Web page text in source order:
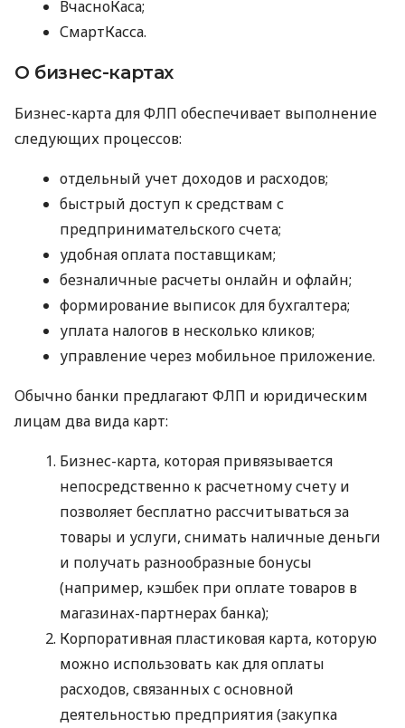
ВчасноКаса;
СмартКасса.
О бизнес-картах
Бизнес-карта для ФЛП обеспечивает выполнение
следующих процессов:
отдельный учет доходов и расходов;
быстрый доступ к средствам с
предпринимательского счета;
удобная оплата поставщикам;
безналичные расчеты онлайн и офлайн;
формирование выписок для бухгалтера;
уплата налогов в несколько кликов;
управление через мобильное приложение.
Обычно банки предлагают ФЛП и юридическим
лицам два вида карт:
Бизнес-карта, которая привязывается
непосредственно к расчетному счету и
позволяет бесплатно рассчитываться за
товары и услуги, снимать наличные деньги
и получать разнообразные бонусы
(например, кэшбек при оплате товаров в
магазинах-партнерах банка);
Корпоративная пластиковая карта, которую
можно использовать как для оплаты
расходов, связанных с основной
деятельностью предприятия (закупка